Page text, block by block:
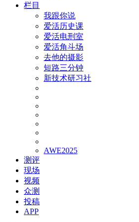
栏目
我跟你说
爱活历史课
爱活电刑室
爱活角斗场
去他的摄影
短路三分钟
新技术研习社
AWE2025
测评
现场
视频
众测
投稿
APP